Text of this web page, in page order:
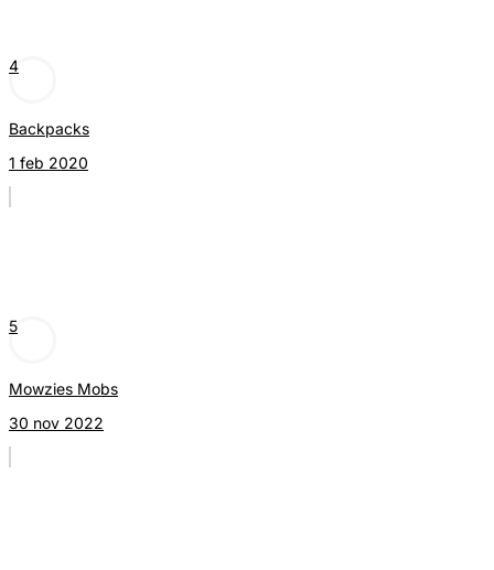
4
Backpacks
1 feb 2020
5
Mowzies Mobs
30 nov 2022